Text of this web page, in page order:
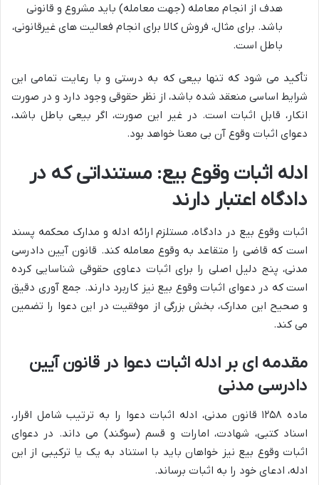
هدف از انجام معامله (جهت معامله) باید مشروع و قانونی
باشد. برای مثال، فروش کالا برای انجام فعالیت های غیرقانونی،
باطل است.
تأکید می شود که تنها بیعی که به درستی و با رعایت تمامی این
شرایط اساسی منعقد شده باشد، از نظر حقوقی وجود دارد و در صورت
انکار، قابل اثبات است. در غیر این صورت، اگر بیعی باطل باشد،
دعوای اثبات وقوع آن بی معنا خواهد بود.
ادله اثبات وقوع بیع: مستنداتی که در
دادگاه اعتبار دارند
اثبات وقوع بیع در دادگاه، مستلزم ارائه ادله و مدارک محکمه پسند
است که قاضی را متقاعد به وقوع معامله کند. قانون آیین دادرسی
مدنی، پنج دلیل اصلی را برای اثبات دعاوی حقوقی شناسایی کرده
است که در دعوای اثبات وقوع بیع نیز کاربرد دارند. جمع آوری دقیق
و صحیح این مدارک، بخش بزرگی از موفقیت در این دعوا را تضمین
می کند.
مقدمه ای بر ادله اثبات دعوا در قانون آیین
دادرسی مدنی
ماده ۱۲۵۸ قانون مدنی، ادله اثبات دعوا را به ترتیب شامل اقرار،
اسناد کتبی، شهادت، امارات و قسم (سوگند) می داند. در دعوای
اثبات وقوع بیع نیز خواهان باید با استناد به یک یا ترکیبی از این
ادله، ادعای خود را به اثبات برساند.